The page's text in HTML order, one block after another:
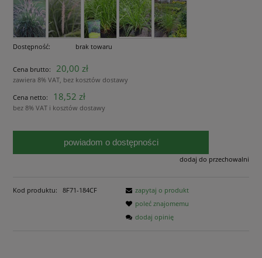
Dostępność: brak towaru
Cena brutto: 20,00 zł
zawiera 8% VAT, bez kosztów dostawy
Cena netto:
18,52 zł
bez 8% VAT i kosztów dostawy
powiadom o dostępności
dodaj do przechowalni
Kod produktu: 8F71-184CF
zapytaj o produkt
poleć znajomemu
dodaj opinię